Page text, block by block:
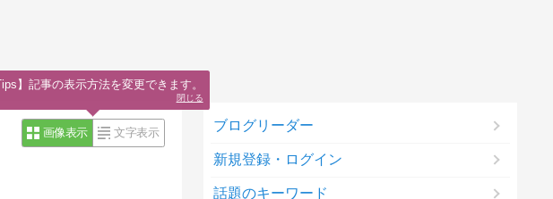
画像表示 文字表示 ブログリーダー
新規登録・ログイン
話題のキーワード
】記事の表示方法を変更できます。
閉じる